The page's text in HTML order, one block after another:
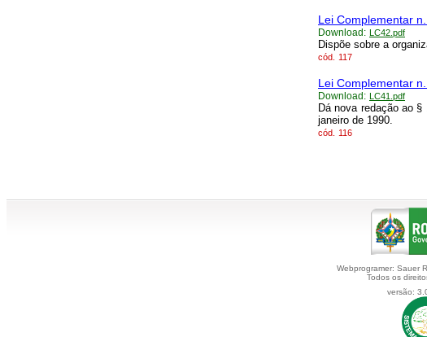
Lei Complementar
Download: LC42.pdf
Dispõe sobre a
cód. 117
Lei Complementar
Download: LC41.pdf
Dá nova redação ao
janeiro de 1990.
cód. 116
Webprogramer: Sauer
Todos os
versão: